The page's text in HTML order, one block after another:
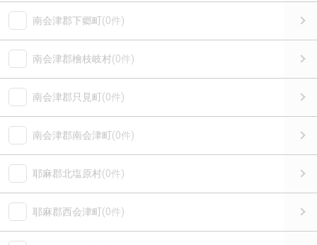
南会津郡下郷町(0件)
南会津郡檜枝岐村(0件)
南会津郡只見町(0件)
南会津郡南会津町(0件)
耶麻郡北塩原村(0件)
耶麻郡西会津町(0件)